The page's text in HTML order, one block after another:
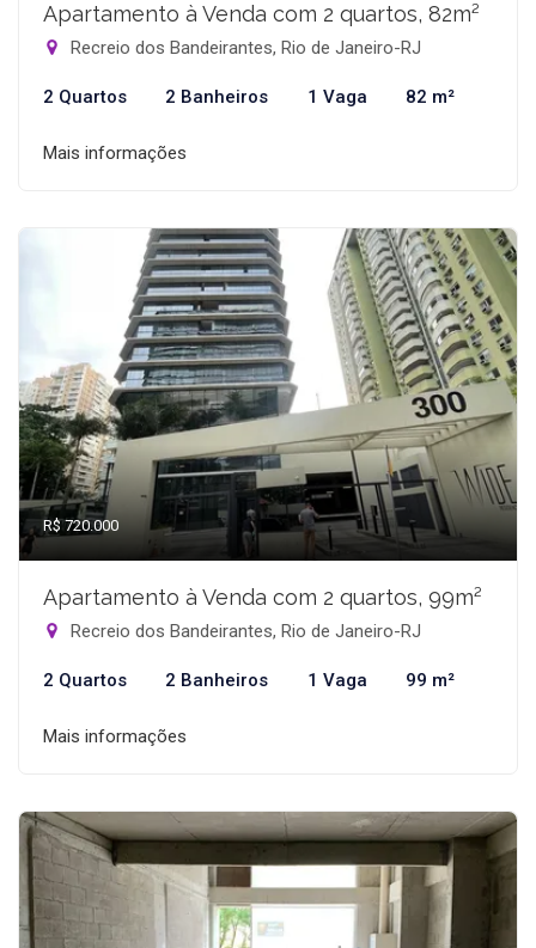
Apartamento à Venda com 2 quartos, 82m²
Recreio dos Bandeirantes, Rio de Janeiro-RJ
2 Quartos 2 Banheiros 1 Vaga 82 m²
Mais informações
R$ 720.000
Apartamento à Venda com 2 quartos, 99m²
Recreio dos Bandeirantes, Rio de Janeiro-RJ
2 Quartos 2 Banheiros 1 Vaga 99 m²
Mais informações